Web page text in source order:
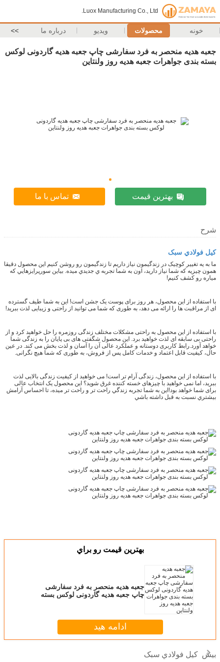
Luox Manufacturing Co., Ltd.
خونه محصولات ویدیو درباره ما >>
جعبه هدیه منحصر به فرد سفارشی چاپ جعبه هدیه گاردونی لوکس
بسته بندی جواهرات جعبه هدیه روز ولنتاین
بهترین قیمت تماس با ما
شرح
کيل فولادي سبک
ما به يه تغيير کوچيک در زندگيمون نياز داريم تا زندگيمون رو روشن کنيم اين محصول دقیقا
همون چيزيه که شما نياز داريد، اون به شما تجربه ي جديدي ميده. بياين سورپرايزهايي که
مياره رو کشف کنيم!
با استفاده از این محصول، هر روز برای پوست یک جشن است! این به شما طیف گسترده
ای از مراقبت ها را ارائه می دهد، به طوری که شما می توانید از راحتی و زیبایی لذت ببرید!
با استفاده از این محصول به راحتی مشکلات مختلف زندگی روزمره را حل خواهید کرد و از
راحتی بی سابقه ای لذت خواهید برد. این محصول شگفتی های بی پایان را به زندگی شما
خواهد آورد.رابط کاربری دوستانه و عملکرد عالی آن را آسان و لذت بخش می کند. در عین
حال، کیفیت قابل اعتماد و خدمات کامل پس از فروش، به طوری که شما هیچ نگرانی.
با استفاده از این محصول، زندگی آرام تر است! می خواهید از کیفیت زندگی بالایی لذت
ببرید، اما نمی خواهید با چیزهای خسته کننده غرق شوید؟ این محصول یک انتخاب عالی
برای شما خواهد بود!اين به شما تجربه زندگي راحت تر و راحت تر ميده، تا احساس آرامش
بيشتري نسبت به قبل داشته باشي
بهترين قيمت رو براي
جعبه هدیه منحصر به فرد سفارشی
چاپ جعبه هدیه گاردونی لوکس بسته
ادامه هید
بیش کيل فولادي سبک